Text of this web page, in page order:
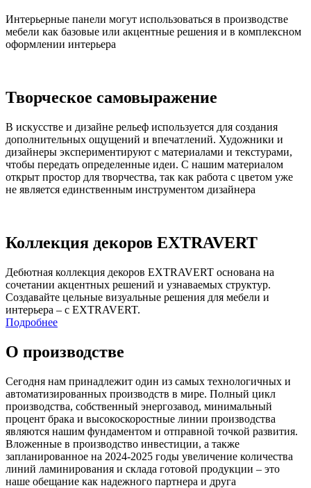
Интерьерные панели могут использоваться в производстве
мебели как базовые или акцентные решения и в комплексном
оформлении интерьера
Творческое самовыражение
В искусстве и дизайне рельеф используется для создания
дополнительных ощущений и впечатлений. Художники и
дизайнеры экспериментируют с материалами и текстурами,
чтобы передать определенные идеи. С нашим материалом
открыт простор для творчества, так как работа с цветом уже
не является единственным инструментом дизайнера
Коллекция декоров EXTRAVERT
Дебютная коллекция декоров EXTRAVERT основана на
сочетании акцентных решений и узнаваемых структур.
Создавайте цельные визуальные решения для мебели и
интерьера – с EXTRAVERT.
Подробнее
О производстве
Сегодня нам принадлежит один из самых технологичных и
автоматизированных производств в мире. Полный цикл
производства, собственный энергозавод, минимальный
процент брака и высокоскоростные линии производства
являются нашим фундаментом и отправной точкой развития.
Вложенные в производство инвестиции, а также
запланированное на 2024-2025 годы увеличение количества
линий ламинирования и склада готовой продукции – это
наше обещание как надежного партнера и друга